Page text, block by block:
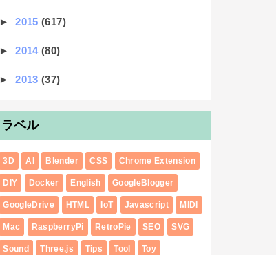
►2015(617)
►2014(80)
►2013(37)
ラベル
3D AI Blender CSS Chrome Extension
DIY Docker English GoogleBlogger
GoogleDrive HTML IoT Javascript MIDI
Mac RaspberryPi RetroPie SEO SVG
Sound Three.js Tips Tool Toy